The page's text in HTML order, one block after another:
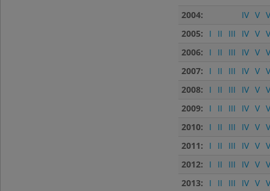
2004: IV V
2005:
I II III IV V
2006:
I II III IV V
2007:
I II III IV V
2008:
I II III IV V
2009:
I II III IV V
2010:
I II III IV V
2011:
I II III IV V
2012:
I II III IV V
2013:
I II III IV V